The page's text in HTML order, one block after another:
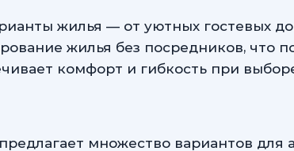
жилья — от уютных гостевых
жилья без посредников, что
комфорт и гибкость при
множество вариантов для